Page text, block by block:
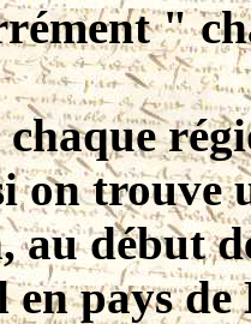
"
on trouve
au début
en pays de